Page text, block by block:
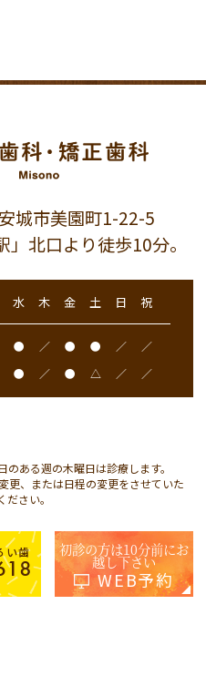
城市美園町1-22-5
北口より徒歩10分。
水 木 金 土 日 祝
● ／ ● ● ／ ／
● ／ ● △ ／ ／
ある週の木曜日は診療します。
更、または日程の変更をさせていた
さい。
い歯 初診の方は10分前にお
越し下さい
WEB予約